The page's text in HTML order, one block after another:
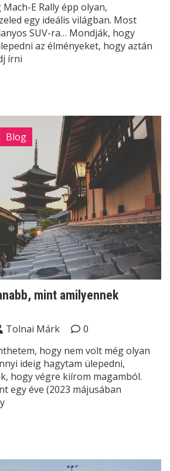
E Rally épp olyan,
egy ideális világban. Most
SUV-ra… Mondják, hogy
az élményeket, hogy aztán
írni
Blog
mint amilyennek
Tolnai Márk
0
hogy nem volt még olyan
ideig hagytam ülepedni,
hogy végre kiírom magamból.
egy éve (2023 májusában